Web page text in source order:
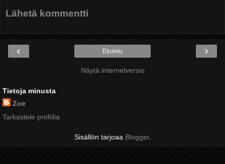
Lähetä kommentti
‹ ›
Etusivu
Näytä internetversio
Tietoja minusta
Zoe
Tarkastele profiilia
Sisällön tarjoaa Blogger.